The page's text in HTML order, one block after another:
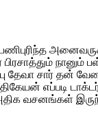
பிரசாத்தும்
தேவா சார் தன்
எப்படி
அதிக வசனங்கள்